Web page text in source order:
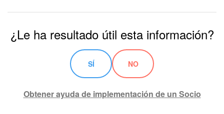
¿Le ha resultado útil esta información?
SÍ NO
Obtener ayuda de implementación de un Socio